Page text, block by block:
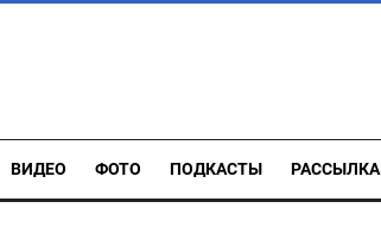
ВИДЕО ФОТО ПОДКАСТЫ РАССЫЛКА